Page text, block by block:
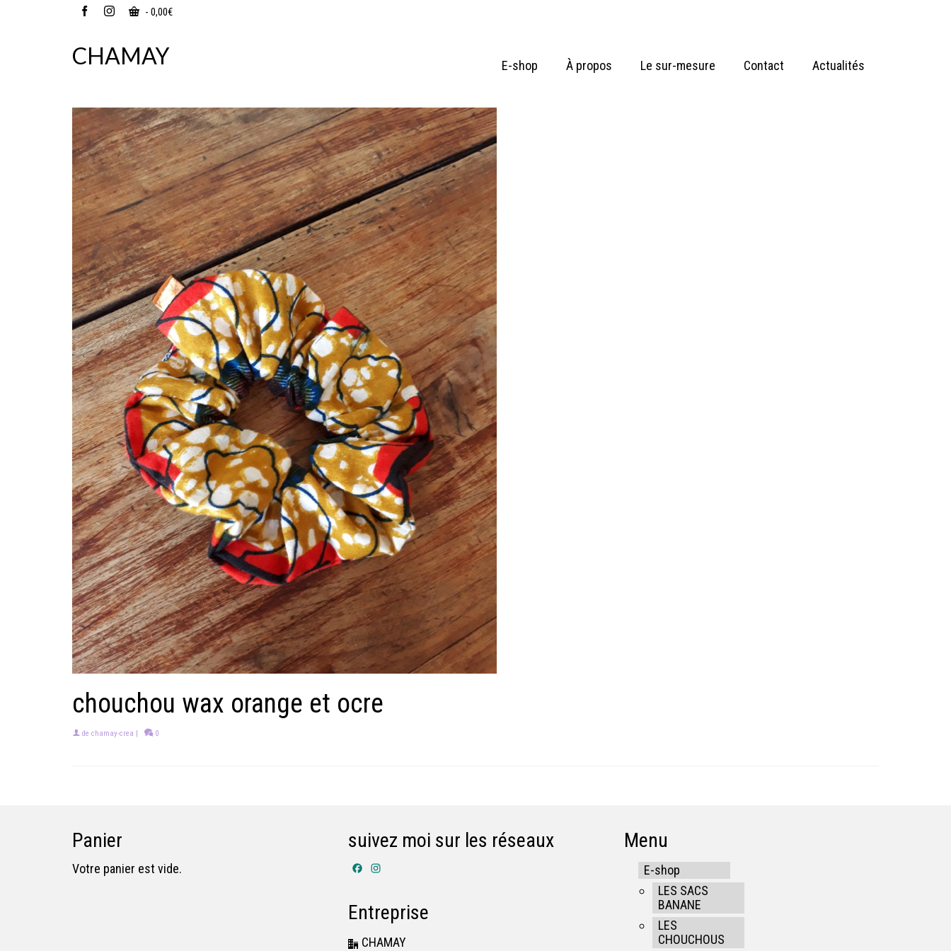
- 0,00€
CHAMAY E-shop À propos Le sur-mesure Contact Actualités
chouchou wax orange et ocre
de chamay-crea | 0
Panier
Votre panier est vide.
suivez moi sur les réseaux
Facebook
Entreprise
CHAMAY
Menu
E-shop
LES SACS
BANANE
LES
CHOUCHOUS